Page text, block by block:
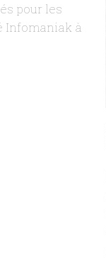
pour les
Infomaniak à